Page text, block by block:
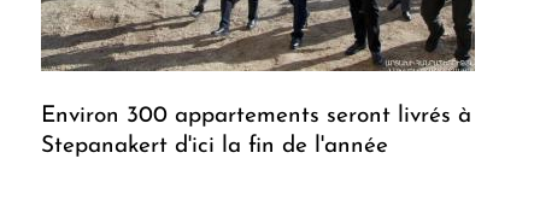
Environ 300 appartements seront livrés à
Stepanakert d'ici la fin de l'année